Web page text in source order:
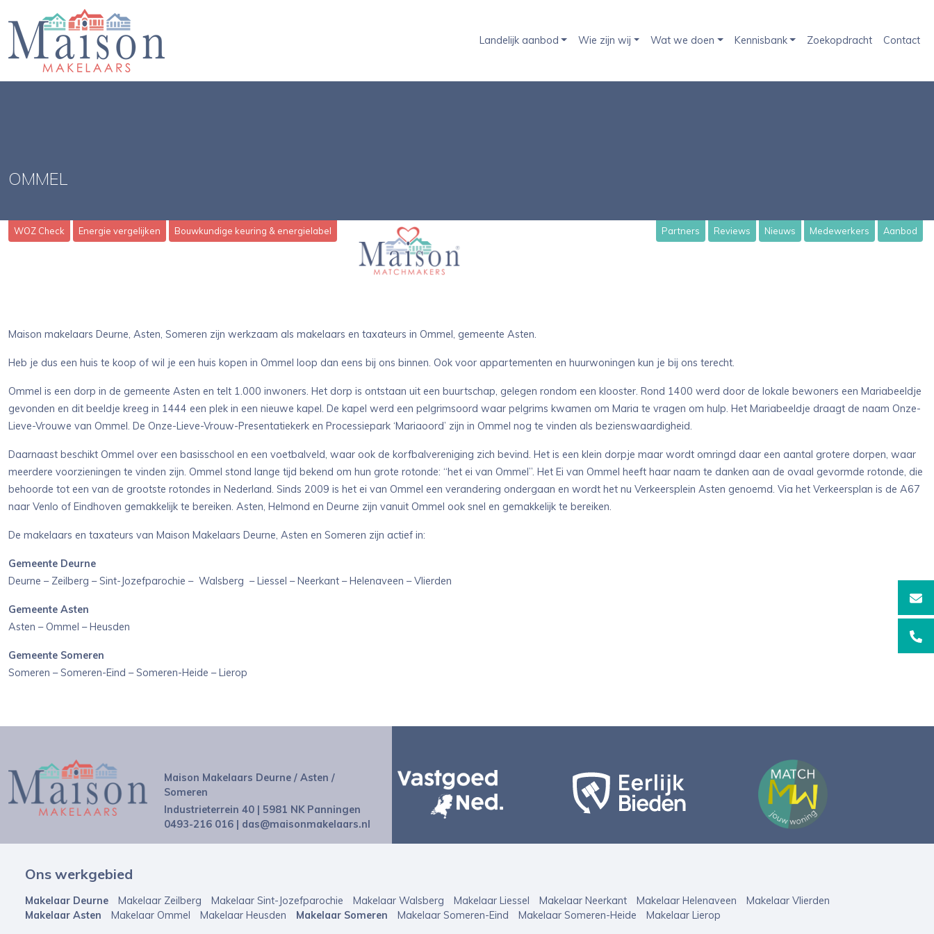
Landelijk aanbod Wie zijn wij Wat we doen Kennisbank Zoekopdracht Contact
OMMEL
WOZ Check Energie vergelijken Bouwkundige keuring & energielabel Aanbod
Medewerkers
Nieuws
Reviews
Partners
Maison makelaars Deurne, Asten, Someren zijn werkzaam als makelaars en taxateurs in Ommel, gemeente Asten.
Heb je dus een huis te koop of wil je een huis kopen in Ommel loop dan eens bij ons binnen. Ook voor appartementen en huurwoningen kun je bij ons terecht.
Ommel is een dorp in de gemeente Asten en telt 1.000 inwoners. Het dorp is ontstaan uit een buurtschap, gelegen rondom een klooster. Rond 1400 werd door de lokale bewoners een Mariabeeldje
gevonden en dit beeldje kreeg in 1444 een plek in een nieuwe kapel. De kapel werd een pelgrimsoord waar pelgrims kwamen om Maria te vragen om hulp. Het Mariabeeldje draagt de naam Onze-
Lieve-Vrouwe van Ommel. De Onze-Lieve-Vrouw-Presentatiekerk en Processiepark ‘Mariaoord’ zijn in Ommel nog te vinden als bezienswaardigheid.
Daarnaast beschikt Ommel over een basisschool en een voetbalveld, waar ook de korfbalvereniging zich bevind. Het is een klein dorpje maar wordt omringd daar een aantal grotere dorpen, waar
meerdere voorzieningen te vinden zijn. Ommel stond lange tijd bekend om hun grote rotonde: “het ei van Ommel”. Het Ei van Ommel heeft haar naam te danken aan de ovaal gevormde rotonde, die
behoorde tot een van de grootste rotondes in Nederland. Sinds 2009 is het ei van Ommel een verandering ondergaan en wordt het nu Verkeersplein Asten genoemd. Via het Verkeersplan is de A67
naar Venlo of Eindhoven gemakkelijk te bereiken. Asten, Helmond en Deurne zijn vanuit Ommel ook snel en gemakkelijk te bereiken.
De makelaars en taxateurs van Maison Makelaars Deurne, Asten en Someren zijn actief in:
Gemeente Deurne
Deurne – Zeilberg – Sint-Jozefparochie – Walsberg – Liessel – Neerkant – Helenaveen – Vlierden
Gemeente Asten
Asten – Ommel – Heusden
Gemeente Someren
Someren – Someren-Eind – Someren-Heide – Lierop
Maison Makelaars Deurne / Asten /
Someren
Industrieterrein 40 | 5981 NK Panningen
0493-216 016 | das@maisonmakelaars.nl
Ons werkgebied
Makelaar Deurne Makelaar Zeilberg Makelaar Sint-Jozefparochie Makelaar Walsberg Makelaar Liessel Makelaar Neerkant Makelaar Helenaveen
Makelaar Vlierden
Makelaar Asten
Makelaar Ommel Makelaar Heusden Makelaar Someren Makelaar Someren-Eind Makelaar Someren-Heide Makelaar Lierop